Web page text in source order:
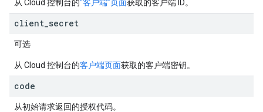
从 Cloud 控制台的“客户端”页面获取的客户端 ID。
client secret
可选
从 Cloud 控制台的客户端页面获取的客户端密钥。
code
从初始请求返回的授权代码。